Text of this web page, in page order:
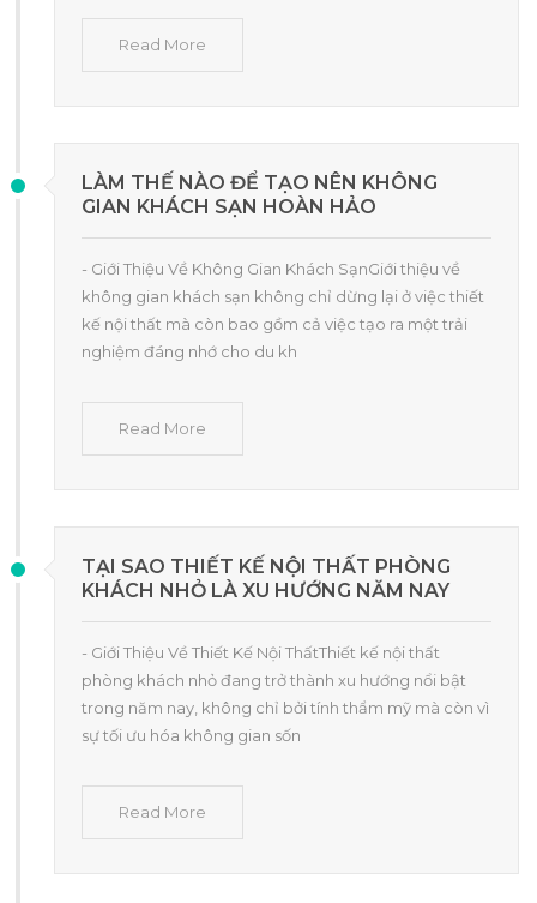
Read More
LÀM THẾ NÀO ĐỂ TẠO NÊN KHÔNG
GIAN KHÁCH SẠN HOÀN HẢO
- Giới Thiệu Về Không Gian Khách SạnGiới thiệu về
không gian khách sạn không chỉ dừng lại ở việc thiết
kế nội thất mà còn bao gồm cả việc tạo ra một trải
nghiệm đáng nhớ cho du kh
Read More
TẠI SAO THIẾT KẾ NỘI THẤT PHÒNG
KHÁCH NHỎ LÀ XU HƯỚNG NĂM NAY
- Giới Thiệu Về Thiết Kế Nội ThấtThiết kế nội thất
phòng khách nhỏ đang trở thành xu hướng nổi bật
trong năm nay, không chỉ bởi tính thẩm mỹ mà còn vì
sự tối ưu hóa không gian sốn
Read More